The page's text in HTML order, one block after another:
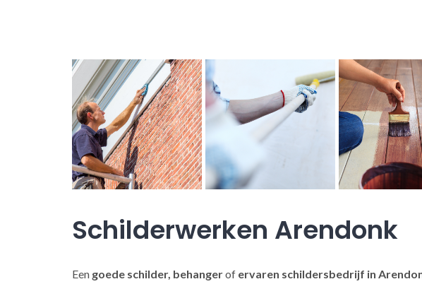
Schilderwerken Arendonk
Een goede schilder, behangerof ervaren schildersbedrijf in